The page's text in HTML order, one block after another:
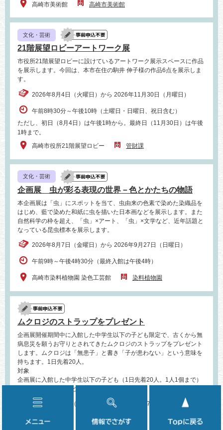
高崎市美術館 高崎市美術館
文化・芸術
21階展望ロビーアートワーク展
市役所21階展望ロビーに設けているアートワーク展示スペースに作品
を展示します。今回は、本市在住の駒井 伸子様の作品6点を展示しま
す。
2026年8月4日（火曜日）から 2026年11月30日（月曜日）
午前8時30分～午後10時（土曜日・日曜日、祝日含む）
ただし、初日（8月4日）は午後1時から。最終日（11月30日）は午後
1時まで。
高崎市役所21階展望ロビー
管財課
文化・芸術
企画展 虫が彩る表現の世界－色とかたちの物語
本企画展は「虫」にスポットを当て、虫由来の色素で染めた染織品を
はじめ、藍で染めた和紙に虫を描いた日本画などを展示します。また
自然科学の枠を超え、「虫」×アート、「虫」×文学など、近年話題と
なっている昆虫標本を展示します。
2026年8月7日（金曜日）から 2026年9月27日（日曜日）
午前9時～午後4時30分（最終入館は午後4時）
高崎市染料植物園 染色工芸館 染料植物園
ムクロジのストラップをプレゼント
企画展開催期間中に入館した中学生以下の子ども限定で、古くから無
病息災を願うお守りとされてきたムクロジのストラップをプレゼント
します。ムクロジは「無患子」と書き「子が患わない」という意味を
持ちます。1日先着20人。
対象
企画展に入館した中学生以下の子ども（1日先着20人。1人1個まで）
※なくなり次第終了とさせていただきます。
2026年8月7日（金曜日）から 2026年9月27日（日曜日）
染料植物園